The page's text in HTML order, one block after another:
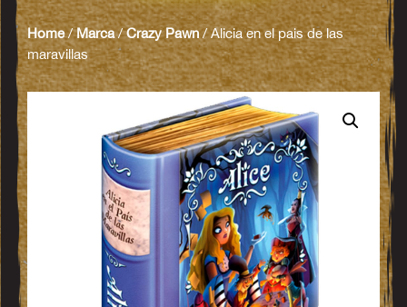
Home/Marca/Crazy Pawn/ Alicia en el pais de las
maravillas